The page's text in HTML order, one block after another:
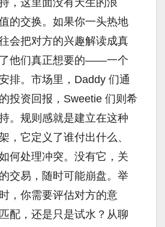
，这里面没有天生的浪
的交换。如果你一头热地
会把对方的兴趣解读成真
他们真正想要的——一个
排。市场里，Daddy 们通
投资回报，Sweetie 们则希
。规则感就是建立在这种
，它定义了谁付出什么、
何处理冲突。没有它，关
交易，随时可能崩盘。举
，你需要评估对方的意
配，还是只是试水？从聊